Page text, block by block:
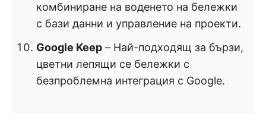
комбиниране на воденето на бележки
с бази данни и управление на проекти.
Google Keep – Най-подходящ за бързи,
цветни лепящи се бележки с
безпроблемна интеграция с Google.